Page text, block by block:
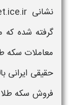
نشانی
گرفته شده که
معاملات سکه
حقیقی ایرانی
فروش سکه طلا